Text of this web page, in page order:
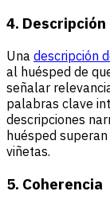
4. Descripción
Una descripción
al huésped de
señalar
palabras clave
descripciones
huésped
viñetas.
5. Coherencia